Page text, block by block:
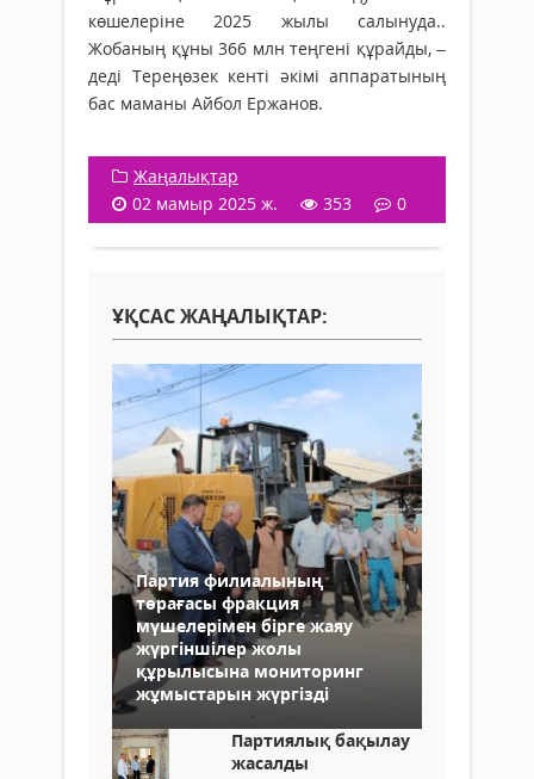
көшелеріне 2025 жылы салынуда..
Жобаның құны 366 млн теңгені құрайды, –
деді Тереңөзек кенті әкімі аппаратының
бас маманы Айбол Ержанов.
Жаңалықтар
02 мамыр 2025 ж.
353 0
ҰҚСАС ЖАҢАЛЫҚТАР:
Партия филиалының
төрағасы фракция
мүшелерімен бірге жаяу
жүргіншілер жолы
құрылысына мониторинг
жұмыстарын жүргізді
Партиялық бақылау
жасалды